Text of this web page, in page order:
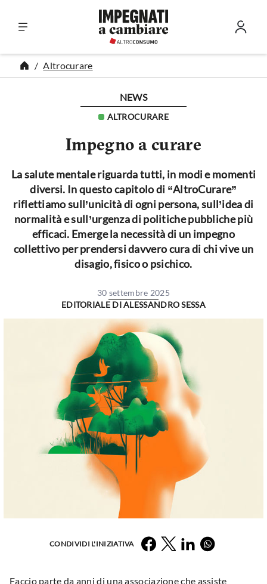
Altrocurare
NEWS
ALTROCURARE
Impegno a curare
La salute mentale riguarda tutti, in modi e momenti
diversi. In questo capitolo di “AltroCurare”
riflettiamo sull’unicità di ogni persona, sull’idea di
normalità e sull’urgenza di politiche pubbliche più
efficaci. Emerge la necessità di un impegno
collettivo per prendersi davvero cura di chi vive un
disagio, fisico o psichico.
30 settembre 2025
EDITORIALE DIALESSANDRO SESSA
CONDIVIDI L'INIZIATIVA FacebookTwitter LinkedInWhatsapp
Faccio parte da anni di unaassociazione che assiste